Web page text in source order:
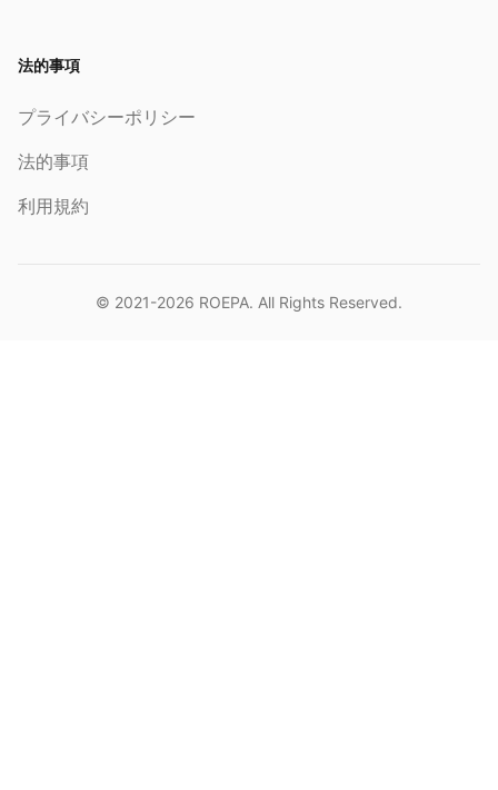
法的事項
プライバシーポリシー
法的事項
利用規約
© 2021-2026 ROEPA. All Rights Reserved.